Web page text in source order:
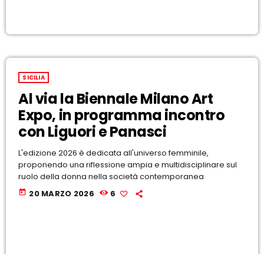
SICILIA
Al via la Biennale Milano Art
Expo, in programma incontro
con Liguori e Panasci
L'edizione 2026 è dedicata all'universo femminile,
proponendo una riflessione ampia e multidisciplinare sul
ruolo della donna nella società contemporanea
today 20 MARZO 2026 6